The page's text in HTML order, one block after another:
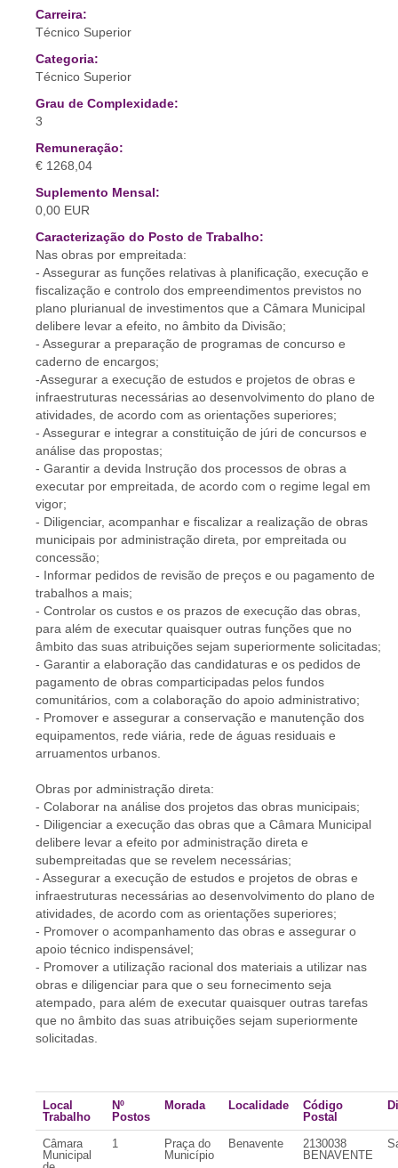
Carreira:
Técnico Superior
Categoria:
Técnico Superior
Grau de Complexidade:
3
Remuneração:
€ 1268,04
Suplemento Mensal:
0,00 EUR
Caracterização do Posto de Trabalho:
Nas obras por empreitada:
- Assegurar as funções relativas à planificação, execução e
fiscalização e controlo dos empreendimentos previstos no
plano plurianual de investimentos que a Câmara Municipal
delibere levar a efeito, no âmbito da Divisão;
- Assegurar a preparação de programas de concurso e
caderno de encargos;
-Assegurar a execução de estudos e projetos de obras e
infraestruturas necessárias ao desenvolvimento do plano de
atividades, de acordo com as orientações superiores;
- Assegurar e integrar a constituição de júri de concursos e
análise das propostas;
- Garantir a devida Instrução dos processos de obras a
executar por empreitada, de acordo com o regime legal em
vigor;
- Diligenciar, acompanhar e fiscalizar a realização de obras
municipais por administração direta, por empreitada ou
concessão;
- Informar pedidos de revisão de preços e ou pagamento de
trabalhos a mais;
- Controlar os custos e os prazos de execução das obras,
para além de executar quaisquer outras funções que no
âmbito das suas atribuições sejam superiormente solicitadas;
- Garantir a elaboração das candidaturas e os pedidos de
pagamento de obras comparticipadas pelos fundos
comunitários, com a colaboração do apoio administrativo;
- Promover e assegurar a conservação e manutenção dos
equipamentos, rede viária, rede de águas residuais e
arruamentos urbanos.
Obras por administração direta:
- Colaborar na análise dos projetos das obras municipais;
- Diligenciar a execução das obras que a Câmara Municipal
delibere levar a efeito por administração direta e
subempreitadas que se revelem necessárias;
- Assegurar a execução de estudos e projetos de obras e
infraestruturas necessárias ao desenvolvimento do plano de
atividades, de acordo com as orientações superiores;
- Promover o acompanhamento das obras e assegurar o
apoio técnico indispensável;
- Promover a utilização racional dos materiais a utilizar nas
obras e diligenciar para que o seu fornecimento seja
atempado, para além de executar quaisquer outras tarefas
que no âmbito das suas atribuições sejam superiormente
solicitadas.
Local
Trabalho
Nº
Postos
Morada Localidade
Código
Postal
Câmara
Municipal
1
Praça do
Município
Benavente
2130038
BENAVENTE